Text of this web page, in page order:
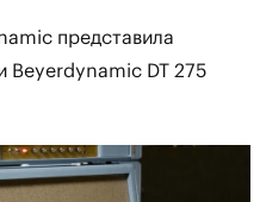
представила
Beyerdynamic DT 275